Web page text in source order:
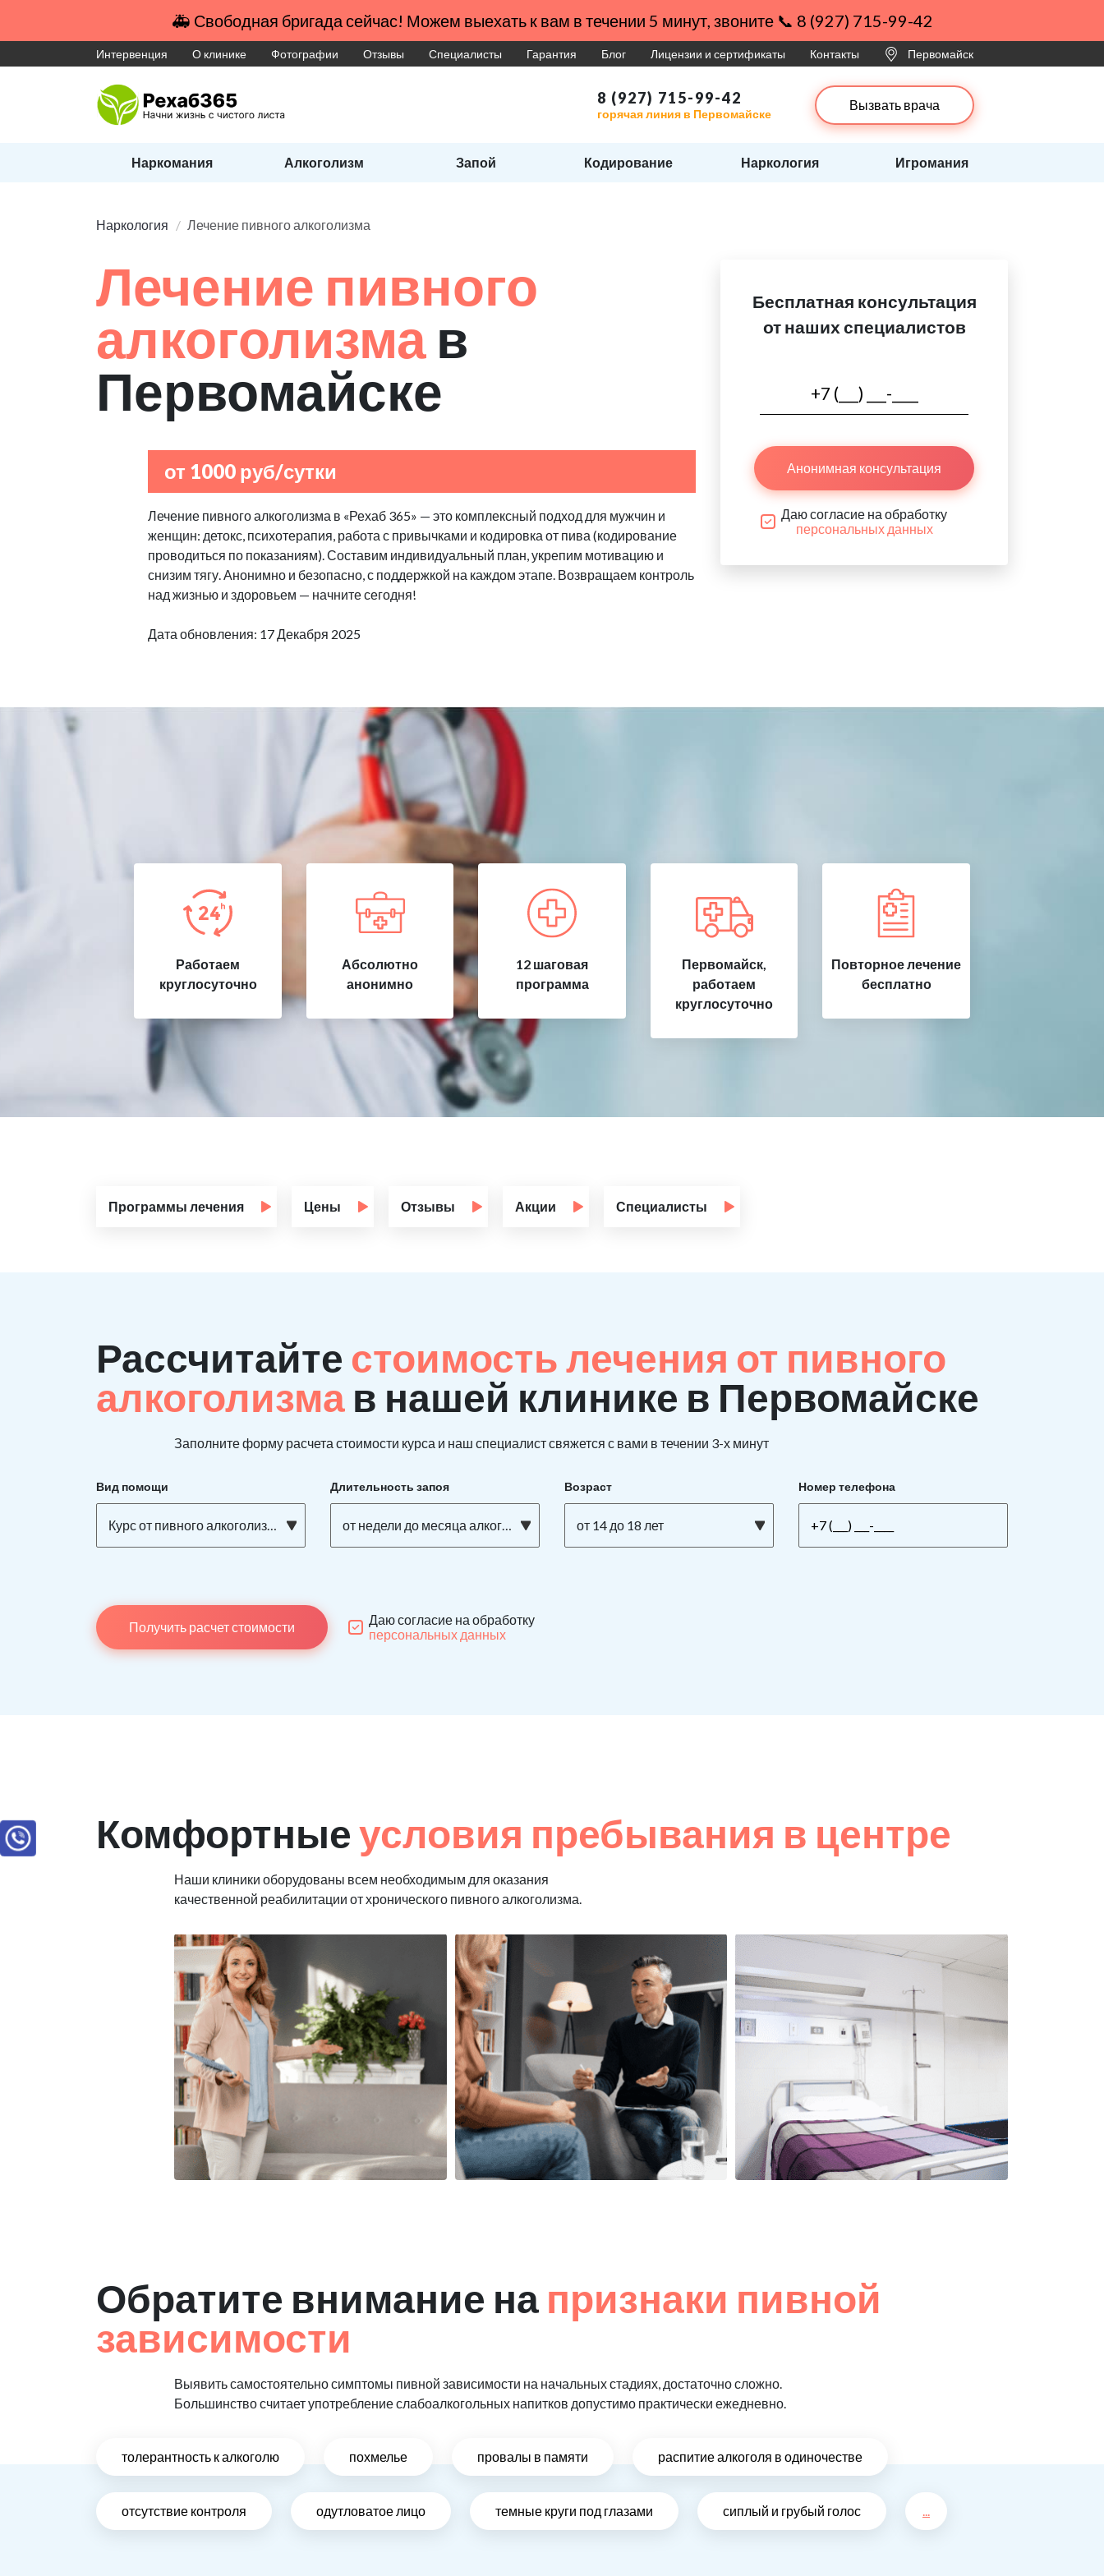
🚑 Свободная бригада сейчас! Можем выехать к вам в течении 5 минут, звоните 📞 8 (927) 715-99-42
Интервенция О клинике Фотографии Отзывы Специалисты Гарантия Блог Лицензии и сертификаты Контакты Первомайск
8 (927) 715-99-42
горячая линия в Первомайске
Вызвать врача
Наркомания Алкоголизм Запой Кодирование Наркология Игромания
Наркология Лечение пивного алкоголизма
Лечение пивного
алкоголизма в
Первомайске
от 1000 руб/сутки
Лечение пивного алкоголизма в «Рехаб 365» — это комплексный подход для мужчин и
женщин: детокс, психотерапия, работа с привычками и кодировка от пива (кодирование
проводиться по показаниям). Составим индивидуальный план, укрепим мотивацию и
снизим тягу. Анонимно и безопасно, с поддержкой на каждом этапе. Возвращаем контроль
над жизнью и здоровьем — начните сегодня!
Дата обновления: 17 Декабря 2025
Бесплатная консультация
от наших специалистов
Анонимная консультация
Даю согласие на обработку
персональных данных
Работаем
круглосуточно
Абсолютно
анонимно
12 шаговая
программа
Первомайск,
работаем
круглосуточно
Повторное лечение
бесплатно
Программы лечения Цены Отзывы Акции Специалисты
Рассчитайте стоимость лечения от пивного
алкоголизма в нашей клинике в Первомайске
Заполните форму расчета стоимости курса и наш специалист свяжется с вами в течении 3-х минут
Вид помощи
Курс от пивного алкоголизма
Длительность запоя
от недели до месяца алкоголизма
Возраст
от 14 до 18 лет
Номер телефона
Получить расчет стоимости
Даю согласие на обработку
персональных данных
Комфортныеусловия пребывания в центре
Наши клиники оборудованы всем необходимым для оказания
качественной реабилитации от хронического пивного алкоголизма.
Обратите внимание на признаки пивной
зависимости
Выявить самостоятельно симптомы пивной зависимости на начальных стадиях, достаточно сложно.
Большинство считает употребление слабоалкогольных напитков допустимо практически ежедневно.
толерантность к алкоголю похмелье провалы в памяти распитие алкоголя в одиночестве
отсутствие контроля одутловатое лицо темные круги под глазами сиплый и грубый голос ...